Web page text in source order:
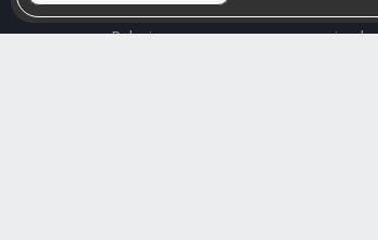
Relacionamos personas que